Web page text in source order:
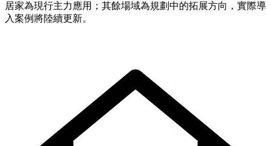
居家為現行主力應用；其餘場域為規劃中的拓展方向，實際導
入案例將陸續更新。